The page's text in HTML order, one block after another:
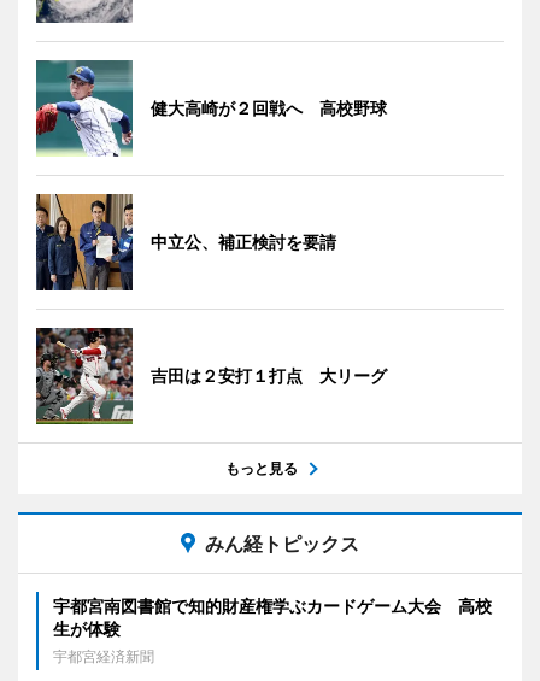
健大高崎が２回戦へ 高校野球
中立公、補正検討を要請
吉田は２安打１打点 大リーグ
もっと見る
みん経トピックス
宇都宮南図書館で知的財産権学ぶカードゲーム大会 高校
生が体験
宇都宮経済新聞